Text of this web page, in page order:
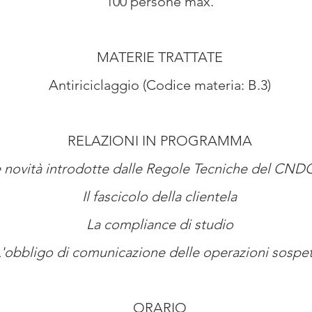
MATERIE TRATTATE
Antiriciclaggio (Codice materia: B.3)
RELAZIONI IN PROGRAMMA
novità introdotte dalle Regole Tecniche del
Il fascicolo della clientela
La compliance di studio
di comunicazione delle operazioni
ORARIO